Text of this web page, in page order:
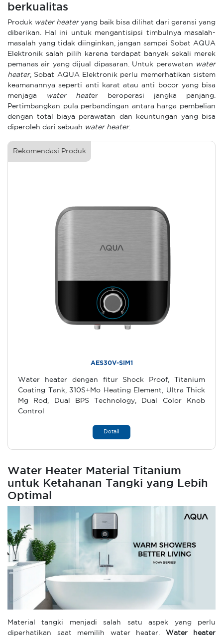
berkualitas
Produk water heateryang baik bisa dilihat dari garansi yang
diberikan. Hal ini untuk mengantisipsi timbulnya masalah-
masalah yang tidak diinginkan, jangan sampai Sobat AQUA
Elektronik salah pilih karena terdapat banyak sekali merek
pemanas air yang dijual dipasaran. Untuk perawatan
water
heater, Sobat AQUA Elektronik perlu memerhatikan sistem
keamanannya seperti anti karat atau anti bocor yang bisa
menjaga
water heater beroperasi jangka panjang.
Pertimbangkan pula perbandingan antara harga pembelian
dengan total biaya perawatan dan keuntungan yang bisa
diperoleh dari sebuah water heater.
Rekomendasi Produk
AES30V-SIM1
Water heater dengan fitur Shock Proof, Titanium
Coating Tank, 310S+Mo Heating Element, Ultra Thick
Mg Rod, Dual BPS Technology, Dual Color Knob
Control
Detail
Water Heater Material Titanium
untuk Ketahanan Tangki yang Lebih
Optimal
Material tangki menjadi salah satu aspek yang perlu
diperhatikan saat memilih water heater.
Water heater